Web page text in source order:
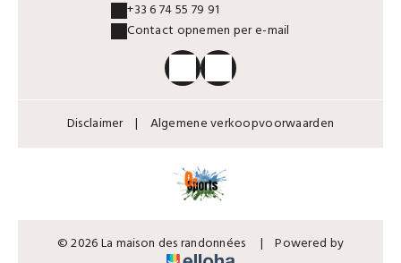
+33 6 74 55 79 91
Contact opnemen per e-mail
Disclaimer | Algemene verkoopvoorwaarden
© 2026 La maison des randonnées | Powered by